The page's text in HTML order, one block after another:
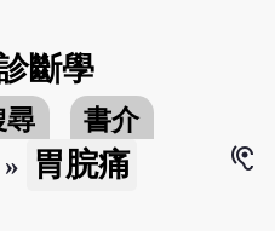
斷學
尋
書介
» 胃脘痛
hearing